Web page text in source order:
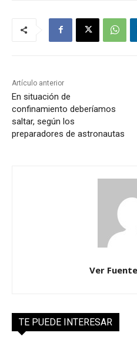
Artículo anterior
En situación de
confinamiento deberíamos
saltar, según los
preparadores de astronautas
Ver
TE PUEDE INTERESAR